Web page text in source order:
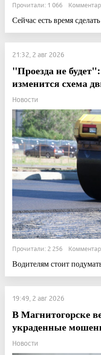
Прочитали: 1 066
Сейчас есть время
21:32, 2 авг 2026
"Проезда не
изменится схема
Новости
Прочитали: 2 256
Водителям стоит
19:49, 2 авг 2026
В Магнитогорске
украденные
Новости